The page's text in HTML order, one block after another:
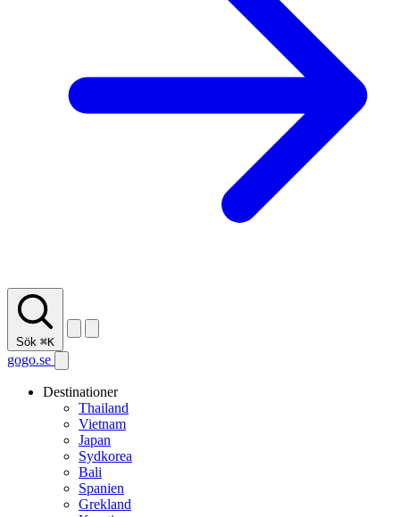
Sök ⌘K
gogo.se
Destinationer
Thailand
Vietnam
Japan
Sydkorea
Bali
Spanien
Grekland